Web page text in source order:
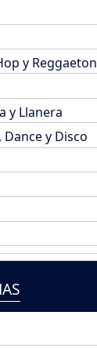
y Reggaeton
y Llanera
Dance y Disco